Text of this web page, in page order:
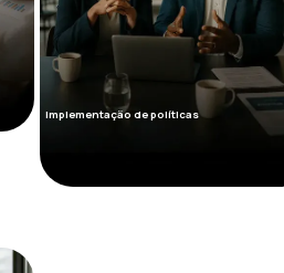
Implementação de políticas